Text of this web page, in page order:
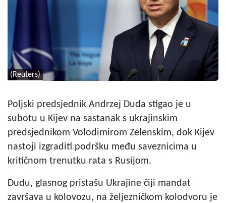
(Reuters)
Poljski predsjednik Andrzej Duda stigao je u
subotu u Kijev na sastanak s ukrajinskim
predsjednikom Volodimirom Zelenskim, dok Kijev
nastoji izgraditi podršku među saveznicima u
kritičnom trenutku rata s Rusijom.
Dudu, glasnog pristašu Ukrajine čiji mandat
završava u kolovozu, na željezničkom kolodvoru je